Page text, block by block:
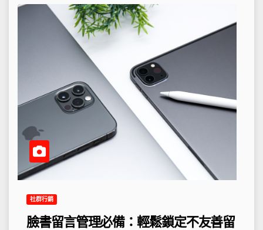
社群行銷
臉書留言管理必備：輕鬆鎖定不友善留